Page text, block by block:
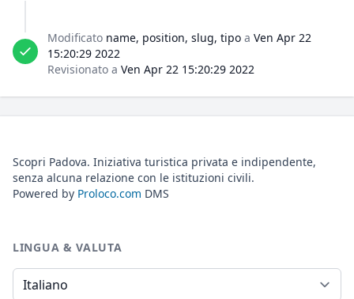
Modificato name, position, slug, tipo a Ven Apr 22
15:20:29 2022
Revisionato a Ven Apr 22 15:20:29 2022
Scopri Padova. Iniziativa turistica privata e indipendente,
senza alcuna relazione con le istituzioni civili.
Powered by Proloco.com DMS
LINGUA & VALUTA
Lingua